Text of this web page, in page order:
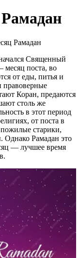
Рамадан
Священный
месяц поста, во
от еды, питья и
правоверные
Коран, предаются
столь же
в этот период
от поста в
старики,
Однако Рамадан это
— лучшее время